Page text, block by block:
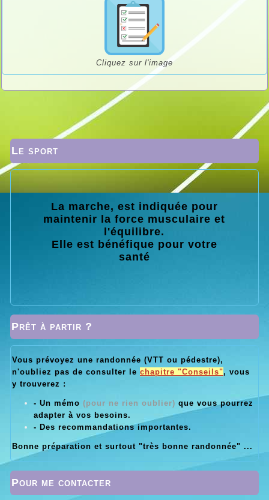
Cliquez sur l'image
Le sport
La marche, est indiquée pour
maintenir la force musculaire et
l'équilibre.
Elle est bénéfique pour votre
santé
Prêt à partir ?
Vous prévoyez une randonnée (VTT ou pédestre),
n'oubliez pas de consulter le chapitre "Conseils", vous
y trouverez :
- Un mémo (pour ne rien oublier) que vous pourrez
adapter à vos besoins.
- Des recommandations importantes.
Bonne préparation et surtout "très bonne randonnée" ...
Pour me contacter